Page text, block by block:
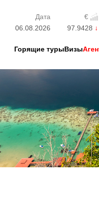
Дата
€
06.08.2026
97.9428
Горящие турыВизы